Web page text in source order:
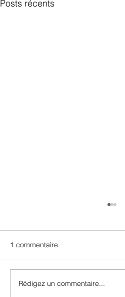
Posts récents
1 commentaire
Rédigez un commentaire...